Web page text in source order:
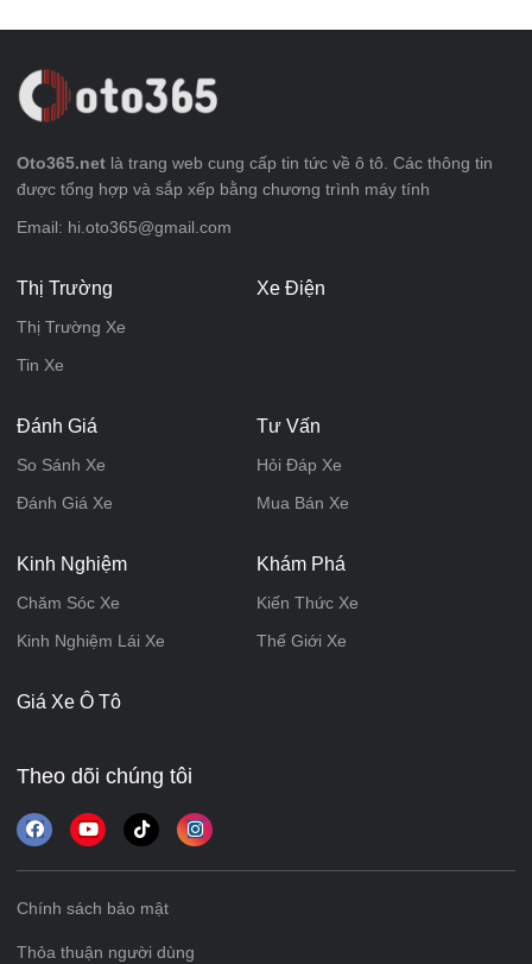
Oto365.net là trang web cung cấp tin tức về ô tô. Các thông tin
được tổng hợp và sắp xếp bằng chương trình máy tính
Email: hi.oto365@gmail.com
Thị Trường
Thị Trường Xe
Tin Xe
Xe Điện
Đánh Giá
So Sánh Xe
Đánh Giá Xe
Tư Vấn
Hỏi Đáp Xe
Mua Bán Xe
Kinh Nghiệm
Chăm Sóc Xe
Kinh Nghiệm Lái Xe
Khám Phá
Kiến Thức Xe
Thế Giới Xe
Giá Xe Ô Tô
Theo dõi chúng tôi
Chính sách bảo mật
Thỏa thuận người dùng